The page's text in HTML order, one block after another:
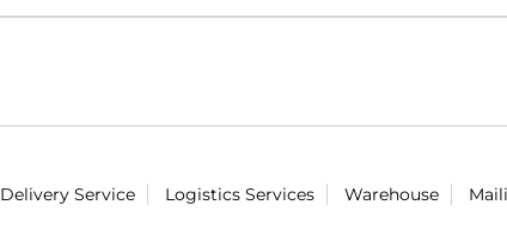
Delivery Service Logistics Services Warehouse